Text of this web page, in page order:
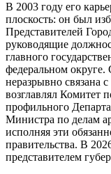
В 2003 году его
плоскость: он был
Представителей
руководящие
главного
федеральном округе.
неразрывно связана
возглавлял Комитет
профильного
Министра по делам
исполняя эти
правительства. В
представителем